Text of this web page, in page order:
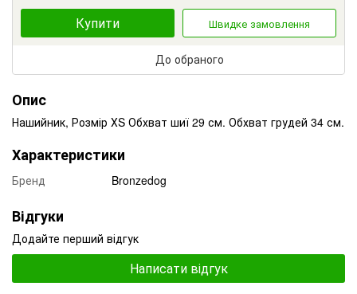
Купити Швидке замовлення
До обраного
Опис
Нашийник, Розмір ХS Обхват шиї 29 см. Обхват грудей 34 см.
Характеристики
Бренд Bronzedog
Відгуки
Додайте перший відгук
Написати відгук